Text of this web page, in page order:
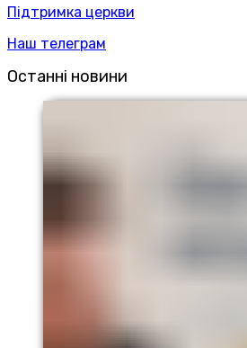
Підтримка церкви
Наш телеграм
Останні новини